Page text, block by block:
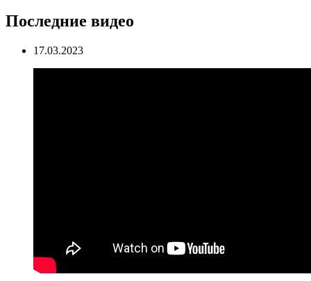
Последние видео
17.03.2023